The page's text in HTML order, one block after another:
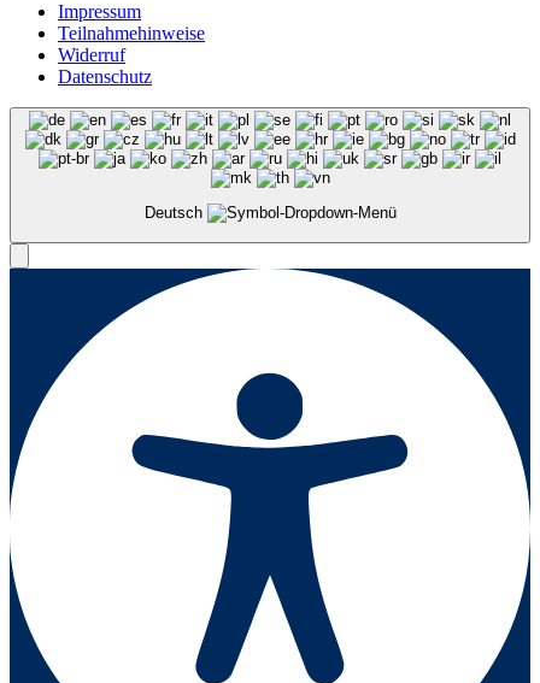
Impressum
Teilnahmehinweise
Widerruf
Datenschutz
Deutsch